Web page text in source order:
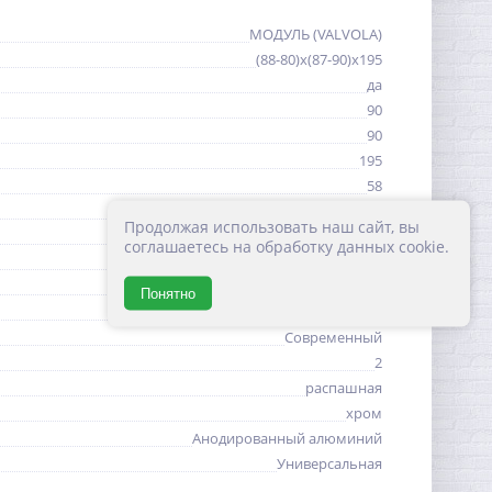
МОДУЛЬ (VALVOLA)
(88-80)х(87-90)х195
да
90
90
195
58
квадратная
Современный
2
распашная
хром
Анодированный алюминий
Универсальная
Продолжая использовать наш сайт, вы
соглашаетесь на обработку данных cookie.
Понятно